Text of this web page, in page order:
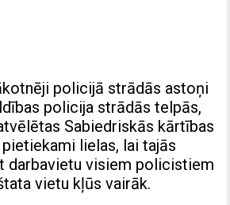
policijā strādās astoņi
policija strādās telpās,
Sabiedriskās kārtības
lielas, lai tajās
darbavietu visiem policistiem
vietu kļūs vairāk.